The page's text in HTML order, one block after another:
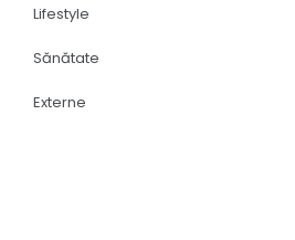
Lifestyle
Sănătate
Externe